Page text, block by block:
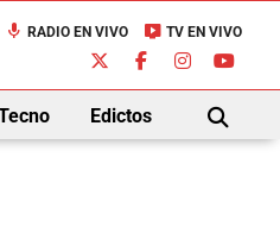
mic RADIO EN VIVO live_tv TV EN VIVO
Edictos
BUSCAR